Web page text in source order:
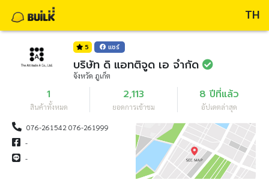
TH
5 แชร์
บริษัท ดิ แอทติจูด เอ จำกัด
จังหวัด ภูเก็ต
1
สินค้าทั้งหมด
2,113
ยอดการเข้าชม
8 ปีที่แล้ว
อัปเดตล่าสุด
076-261542 076-261999
-
-